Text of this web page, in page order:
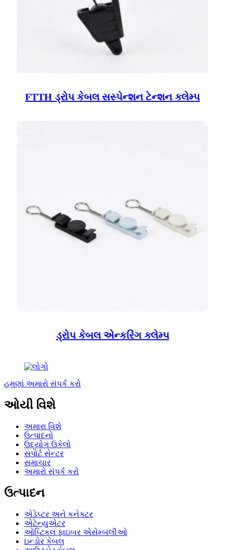
FTTH ડ્રોપ કેબલ સસ્પેન્શન ટેન્શન ક્લેમ્પ
ડ્રોપ કેબલ એન્કરિંગ ક્લેમ્પ
હમણાં અમારો સંપર્ક કરો
ઓયી વિશે
અમારા વિશે
ઉત્પાદનો
ઉદ્યોગ ઉકેલો
સપોર્ટ સેન્ટર
સમાચાર
અમારો સંપર્ક કરો
ઉત્પાદન
એડેપ્ટર અને કનેક્ટર
એટેન્યુએટર
ઓપ્ટિકલ ફાઇબર એસેમ્બલીઓ
ઇન્ડોર કેબલ